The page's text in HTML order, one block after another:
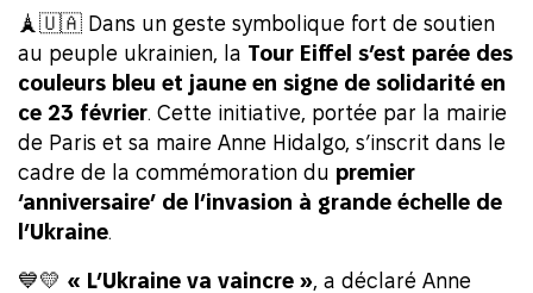
🗼🇺🇦 Dans un geste symbolique fort de soutien
au peuple ukrainien, la Tour Eiffel s’est parée des
couleurs bleu et jaune en signe de solidarité en
ce 23 février . Cette initiative, portée par la mairie
de Paris et sa maire Anne Hidalgo, s’inscrit dans le
cadre de la commémoration du premier
‘anniversaire’ de l’invasion à grande échelle de
l’Ukraine
💙💛 « L’Ukraine va vaincre » , a déclaré Anne